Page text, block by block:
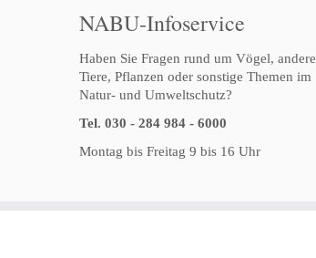
NABU-Infoservice
Haben Sie Fragen rund um Vögel, andere
Tiere, Pflanzen oder sonstige Themen im
Natur- und Umweltschutz?
Tel. 030 - 284 984 - 6000
Montag bis Freitag 9 bis 16 Uhr